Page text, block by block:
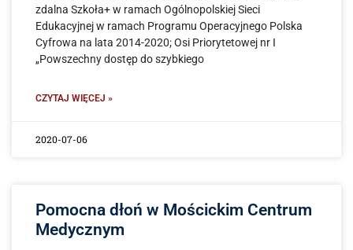
zdalna Szkoła+ w ramach Ogólnopolskiej Sieci
Edukacyjnej w ramach Programu Operacyjnego Polska
Cyfrowa na lata 2014-2020; Osi Priorytetowej nr I
„Powszechny dostęp do szybkiego
CZYTAJ WIĘCEJ »
2020-07-06
Pomocna dłoń w Mościckim Centrum
Medycznym